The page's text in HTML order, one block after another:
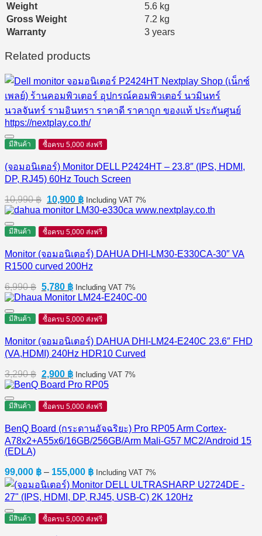
Weight
5.6 kg
Gross Weight
7.2 kg
Warranty
3 years
Related products
มีสินค้า ซื้อครบ 5,000 ส่งฟรี
(จอมอนิเตอร์) Monitor DELL P2424HT – 23.8″ (IPS, HDMI,
DP, RJ45) 60Hz Touch Screen
10,990฿ Original
price
10,990 ฿.
10,900 ฿Current
price
10,900 ฿.
Including VAT 7%
มีสินค้า ซื้อครบ 5,000 ส่งฟรี
Monitor (จอมอนิเตอร์) DAHUA DHI-LM30-E330CA-30″ VA
R1500 curved 200Hz
6,990฿ Original
price
6,990 ฿.
5,780 ฿Current
price
5,780 ฿.
Including VAT 7%
มีสินค้า ซื้อครบ 5,000 ส่งฟรี
Monitor (จอมอนิเตอร์) DAHUA DHI-LM24-E240C 23.6″ FHD
(VA,HDMI) 240Hz HDR10 Curved
3,290฿ Original
price
3,290 ฿.
2,900 ฿Current
price
2,900 ฿.
Including VAT 7%
มีสินค้า ซื้อครบ 5,000 ส่งฟรี
BenQ Board (กระดานอัจฉริยะ) Pro RP05 Arm Cortex-
A78x2+A55x6/16GB/256GB/Arm Mali-G57 MC2/Android 15
(EDLA)
99,000 ฿ – 155,000 ฿Price
range:
99,000 ฿
through
155,000 ฿
Including VAT 7%
มีสินค้า ซื้อครบ 5,000 ส่งฟรี